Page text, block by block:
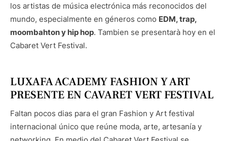
los artistas de música electrónica más reconocidos del
mundo, especialmente en géneros como EDM, trap,
moombahton y hip hop. Tambien se presentarà hoy en el
Cabaret Vert Festival.
LUXAFA ACADEMY FASHION Y ART
PRESENTE EN CAVARET VERT FESTIVAL
Faltan pocos dias para el gran Fashion y Art festival
internacional único que reúne moda, arte, artesanía y